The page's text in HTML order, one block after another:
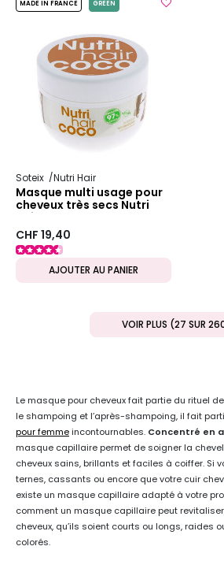
MADE IN FRANCE GREEN
Soteix Nutri Hair
Masque multi usage pour
cheveux très secs Nutri
hair Coco
CHF 19,40
AJOUTER AU PANIER
VOIR PLUS (27 SUR
Le masque pour cheveux fait partie du rituel
le shampoing et l’après-shampoing, il fait
pour femmeincontournables. Concentré en
masque capillaire permet de soigner la
cheveux sains, brillants et faciles à coiffer. Si
ternes, cassants ou encore que votre cuir
existe un masque capillaire adapté à votre
comment un masque capillaire peut
cheveux, qu’ils soient courts ou longs, raides
colorés.